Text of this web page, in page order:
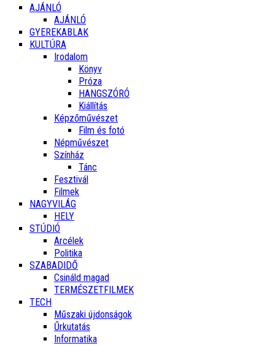
AJÁNLÓ
AJÁNLÓ
GYEREKABLAK
KULTÚRA
Irodalom
Könyv
Próza
HANGSZÓRÓ
Kiállítás
Képzőművészet
Film és fotó
Népművészet
Színház
Tánc
Fesztivál
Filmek
NAGYVILÁG
HELY
STÚDIÓ
Arcélek
Politika
SZABADIDŐ
Csináld magad
TERMÉSZETFILMEK
TECH
Műszaki újdonságok
Űrkutatás
Informatika